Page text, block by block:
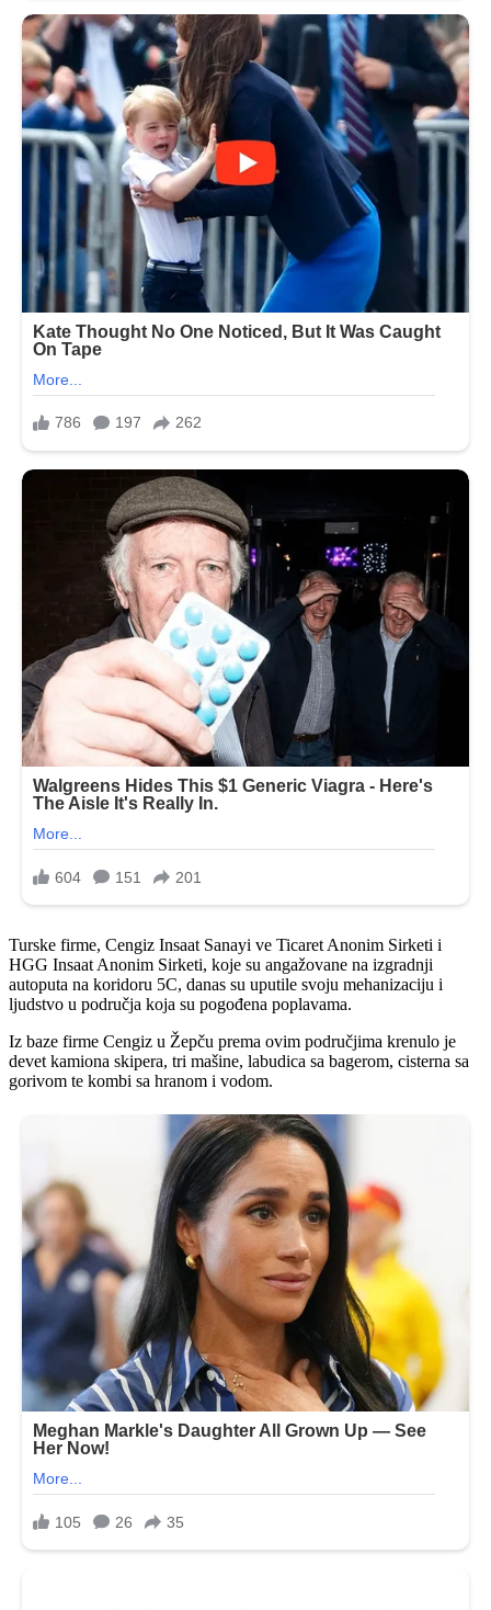
Turske firme, Cengiz Insaat Sanayi ve Ticaret Anonim Sirketi i
HGG Insaat Anonim Sirketi, koje su angažovane na izgradnji
autoputa na koridoru 5C, danas su uputile svoju mehanizaciju i
ljudstvo u područja koja su pogođena poplavama.
Iz baze firme Cengiz u Žepču prema ovim područjima krenulo je
devet kamiona skipera, tri mašine, labudica sa bagerom, cisterna sa
gorivom te kombi sa hranom i vodom.